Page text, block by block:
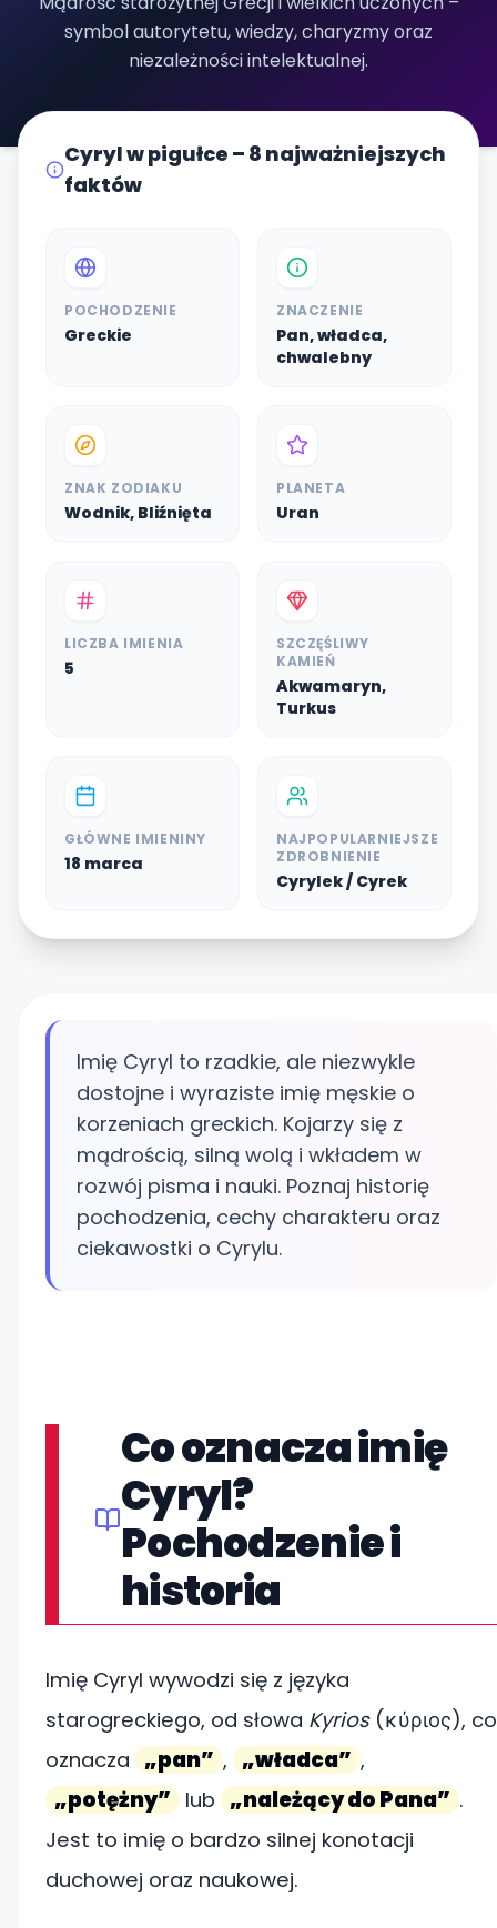
symbol autorytetu, wiedzy, charyzmy oraz
niezależności intelektualnej.
Cyryl w pigułce – 8 najważniejszych
faktów
POCHODZENIE
Greckie
ZNACZENIE
Pan, władca,
chwalebny
ZNAK ZODIAKU
Wodnik, Bliźnięta
PLANETA
Uran
LICZBA IMIENIA
5
SZCZĘŚLIWY
KAMIEŃ
Akwamaryn,
Turkus
GŁÓWNE IMIENINY
18 marca
NAJPOPULARNIEJSZE
ZDROBNIENIE
Cyrylek / Cyrek
Imię Cyryl to rzadkie, ale niezwykle
dostojne i wyraziste imię męskie o
korzeniach greckich. Kojarzy się z
mądrością, silną wolą i wkładem w
rozwój pisma i nauki. Poznaj historię
pochodzenia, cechy charakteru oraz
ciekawostki o Cyrylu.
Co oznacza imię
Cyryl?
Pochodzenie i
historia
Imię Cyryl wywodzi się z języka
starogreckiego, od słowa Kyrios(κύριος), co
oznacza „pan” , „władca” ,
„potężny” lub „należący do Pana” .
Jest to imię o bardzo silnej konotacji
duchowej oraz naukowej.